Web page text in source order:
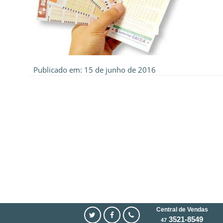
Publicado em: 15 de junho de 2016
Central de Vendas
47 3521-8549